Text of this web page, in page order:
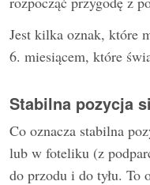
Jest kilka oznak, które
6. miesiącem, które
Stabilna pozycja
Co oznacza stabilna
lub w foteliku (z
do przodu i do tyłu. To